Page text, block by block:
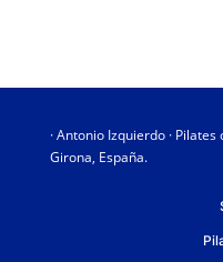
· Antonio Izquierdo ·
Girona, España.